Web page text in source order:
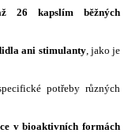
26 kapslím běžných
ani stimulanty, jako je
potřeby různých
v bioaktivních formách